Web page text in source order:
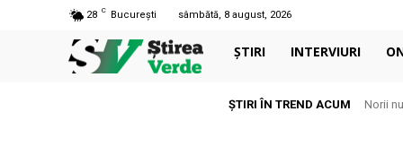
28 C București sâmbătă, 8 august, 2026
ȘTIRI INTERVIURI
ȘTIRI ÎN TREND ACUM Norii nu
Aerul